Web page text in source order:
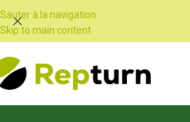
Sauter à la navigation
Skip to main content